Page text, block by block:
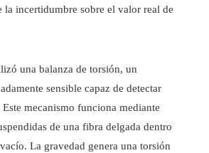
la incertidumbre sobre el valor real de
una balanza de torsión, un
sensible capaz de detectar
mecanismo funciona mediante
de una fibra delgada dentro
La gravedad genera una torsión